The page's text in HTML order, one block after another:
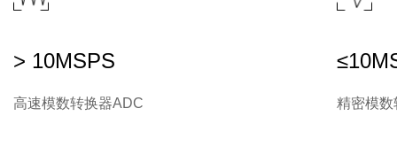
> 10MSPS
高速模数转换器ADC 精密模